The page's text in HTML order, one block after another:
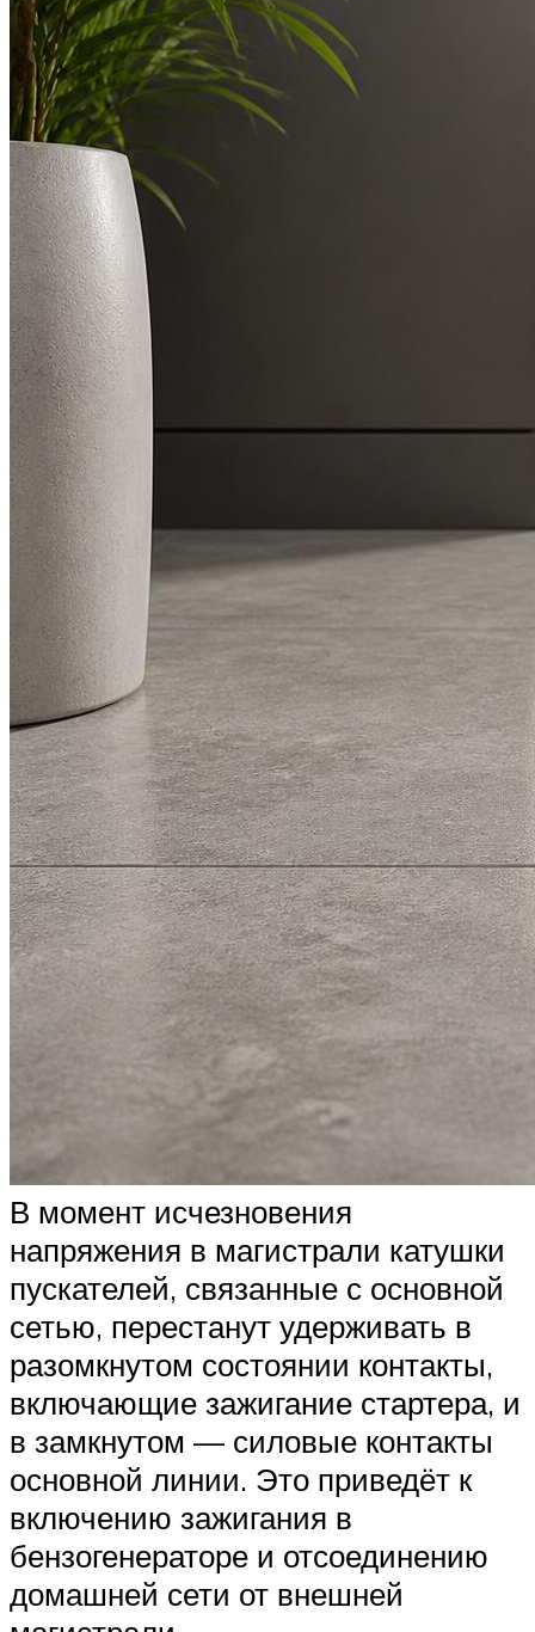
В момент исчезновения
напряжения в магистрали катушки
пускателей, связанные с основной
сетью, перестанут удерживать в
разомкнутом состоянии контакты,
включающие зажигание стартера, и
в замкнутом — силовые контакты
основной линии. Это приведёт к
включению зажигания в
бензогенераторе и отсоединению
домашней сети от внешней